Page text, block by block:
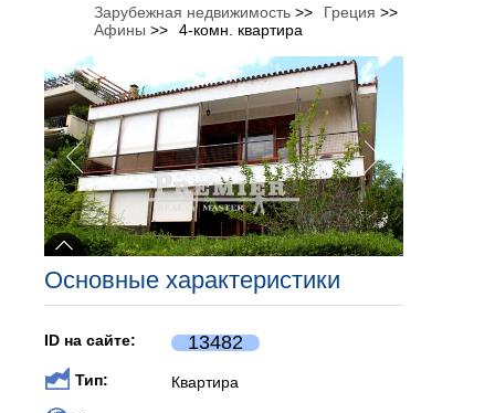
Зарубежная недвижимость >> Греция >>
Афины >> 4-комн. квартира
Основные характеристики
ID на сайте: 13482
Тип: Квартира